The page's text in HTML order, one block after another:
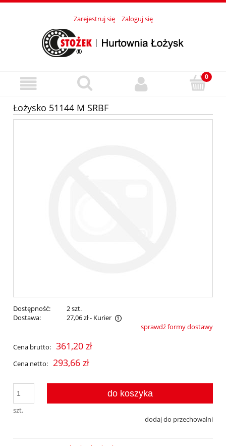
Zarejestruj się Zaloguj się
Łożysko 51144 M SRBF
Dostępność:
2 szt.
Dostawa:
27,06 zł- Kurier
Cena nie zawiera ewentualnych kosztów płatnościsprawdź formy dostawy
Cena brutto: 361,20 zł
Cena netto: 293,66 zł
szt.
do koszyka
dodaj do przechowalni